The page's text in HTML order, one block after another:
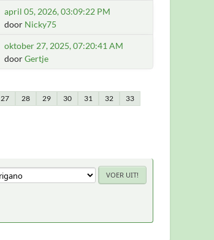
april 05, 2026, 03:09:22 PM
door Nicky75
oktober 27, 2025, 07:20:41 AM
doorGertje
27 28 29 30 31 32
33